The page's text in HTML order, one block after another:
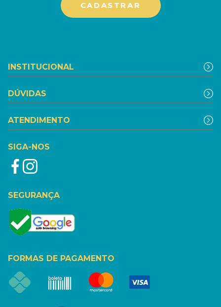
INSTITUCIONAL
DÚVIDAS
ATENDIMENTO
SIGA-NOS
SEGURANÇA
FORMAS DE PAGAMENTO